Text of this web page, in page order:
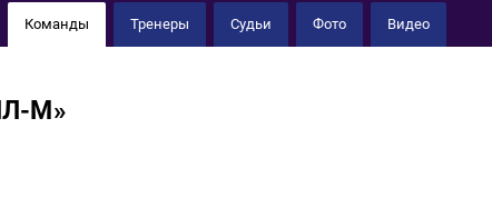
Команды Тренеры Судьи Фото Видео
М»